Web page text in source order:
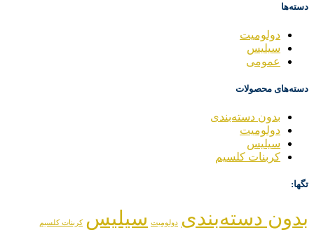
دسته‌ها
دولومیت
سیلیس
عمومی
دسته‌های محصولات
بدون دسته‌بندی
دولومیت
سیلیس
کربنات کلسیم
تگها:
بدون دسته‌بندی دولومیت سیلیس کربنات کلسیم